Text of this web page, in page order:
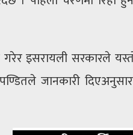
इसरायली सरकारले
जानकारी